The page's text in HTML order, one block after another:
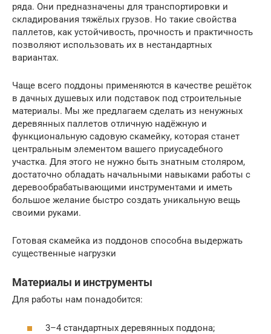
ряда. Они предназначены для транспортировки и
складирования тяжёлых грузов. Но такие свойства
паллетов, как устойчивость, прочность и практичность
позволяют использовать их в нестандартных
вариантах.
Чаще всего поддоны применяются в качестве решёток
в дачных душевых или подставок под строительные
материалы. Мы же предлагаем сделать из ненужных
деревянных паллетов отличную надёжную и
функциональную садовую скамейку, которая станет
центральным элементом вашего приусадебного
участка. Для этого не нужно быть знатным столяром,
достаточно обладать начальными навыками работы с
деревообрабатывающими инструментами и иметь
большое желание быстро создать уникальную вещь
своими руками.
Готовая скамейка из поддонов способна выдержать
существенные нагрузки
Материалы и инструменты
Для работы нам понадобится:
3–4 стандартных деревянных поддона;